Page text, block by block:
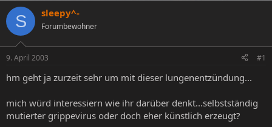
s
t
e
l
l
e
t
e
l
m
S sleepy^-
Forumbewohner
9. April 2003 #1
hm geht ja zurzeit sehr um mit dieser lungenentzündung...
mich würd interessiern wie ihr darüber denkt...selbstständig
mutierter grippevirus oder doch eher künstlich erzeugt?